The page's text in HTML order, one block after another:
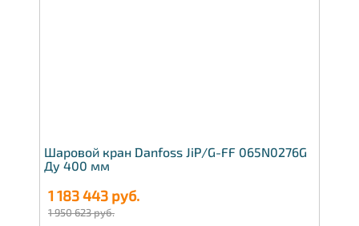
Шаровой кран Danfoss JiP/G-FF 065N0276G
Ду 400 мм
1 183 443 руб.
1 950 623 руб.